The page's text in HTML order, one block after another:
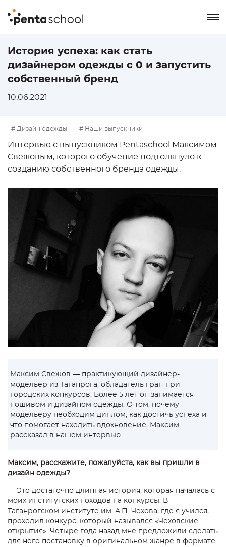
8 800 550-76-72
Заказать звонок
История успеха: как стать
дизайнером одежды с 0 и запустить
собственный бренд
10.06.2021
# Дизайн одежды # Наши выпускники
Интервью с выпускником Pentaschool Максимом
Свежовым, которого обучение подтолкнуло к
созданию собственного бренда одежды.
Максим Свежов — практикующий дизайнер-
модельер из Таганрога, обладатель гран-при
городских конкурсов. Более 5 лет он занимается
пошивом и дизайном одежды. О том, почему
модельеру необходим диплом, как достичь успеха и
что помогает находить вдохновение, Максим
рассказал в нашем интервью.
Максим, расскажите, пожалуйста, как вы пришли в
дизайн одежды?
— Это достаточно длинная история, которая началась с
моих институтских походов на конкурсы. В
Таганрогском институте им. А.П. Чехова, где я учился,
проходил конкурс, который назывался «Чеховские
открытия». Четыре года назад мне предложили сделать
для него постановку в оригинальном жанре в формате